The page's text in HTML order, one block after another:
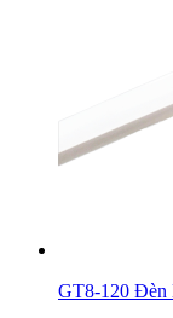
GT8-120 Đèn